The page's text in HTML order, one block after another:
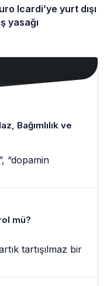
Icardi’ye yurt dışı
yasağı
Bağımlılık ve
“dopamin
mü?
tartışılmaz bir